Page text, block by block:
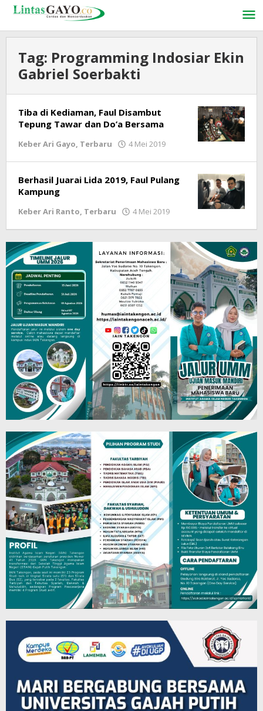
Lewati
konten
Tag: Programming Indosiar Ekin
Gabriel Soerbakti
Tiba di Kediaman, Faul Disambut
Tepung Tawar dan Do’a Bersama
Keber Ari Gayo, Terbaru 4 Mei 2019
Berhasil Juarai Lida 2019, Faul Pulang
Kampung
Keber Ari Ranto, Terbaru 4 Mei 2019